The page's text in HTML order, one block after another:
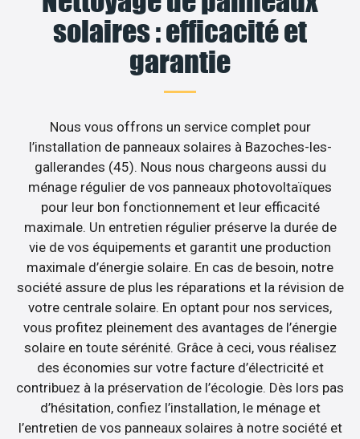
solaires : efficacité et
garantie
Nous vous offrons un service complet pour
l’installation de panneaux solaires à Bazoches-les-
gallerandes (45). Nous nous chargeons aussi du
ménage régulier de vos panneaux photovoltaïques
pour leur bon fonctionnement et leur efficacité
maximale. Un entretien régulier préserve la durée de
vie de vos équipements et garantit une production
maximale d’énergie solaire. En cas de besoin, notre
société assure de plus les réparations et la révision de
votre centrale solaire. En optant pour nos services,
vous profitez pleinement des avantages de l’énergie
solaire en toute sérénité. Grâce à ceci, vous réalisez
des économies sur votre facture d’électricité et
contribuez à la préservation de l’écologie. Dès lors pas
d’hésitation, confiez l’installation, le ménage et
l’entretien de vos panneaux solaires à notre société et